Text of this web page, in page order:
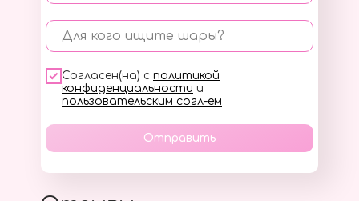
Для кого ищите шары?
Согласен(на) с политикой
конфиденциальности и
пользовательским согл-ем
Отправить